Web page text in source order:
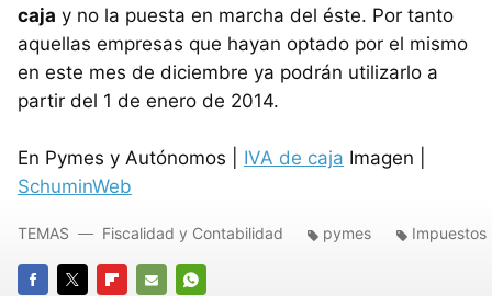
caja y no la puesta en marcha del éste. Por tanto
aquellas empresas que hayan optado por el mismo
en este mes de diciembre ya podrán utilizarlo a
partir del 1 de enero de 2014.
En Pymes y Autónomos | IVA de caja Imagen |
SchuminWeb
TEMAS Fiscalidad y Contabilidad pymes Impuestos